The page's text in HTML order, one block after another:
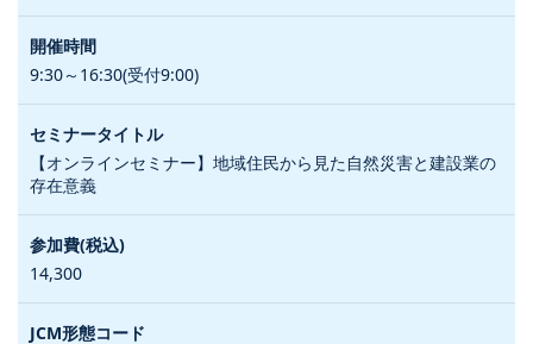
9:30～16:30(受付9:00)
【オンラインセミナー】地域住民から見た自然災害と建設業の
存在意義
14,300